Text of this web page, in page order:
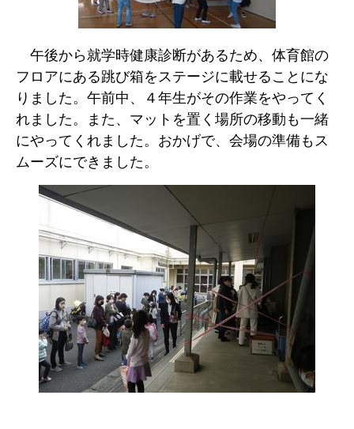
午後から就学時健康診断があるため、体育館の
フロアにある跳び箱をステージに載せることにな
りました。午前中、４年生がその作業をやってく
れました。また、マットを置く場所の移動も一緒
にやってくれました。おかげで、会場の準備もス
ムーズにできました。